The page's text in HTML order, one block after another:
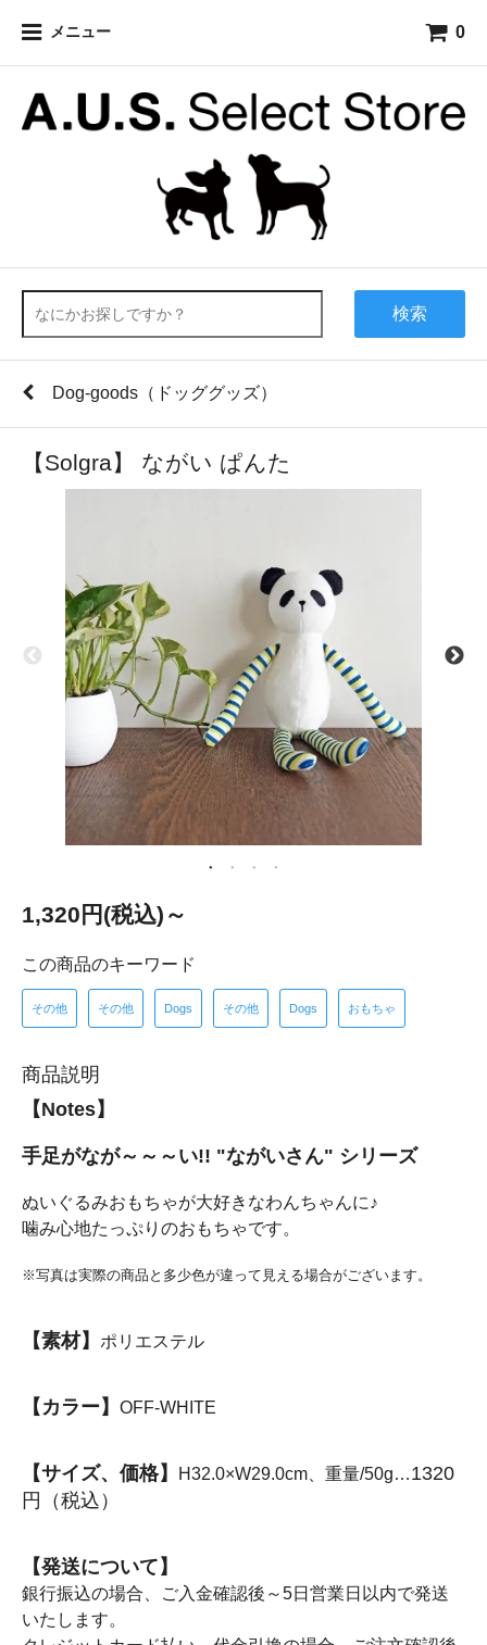
メニュー 0
検索
Dog-goods（ドッググッズ）
【Solgra】 ながい ぱんた
1,320円(税込)～
この商品のキーワード
その他 その他 Dogs その他 Dogs おもちゃ
商品説明
【Notes】
手足がなが～～～い!! "ながいさん" シリーズ
ぬいぐるみおもちゃが大好きなわんちゃんに♪
噛み心地たっぷりのおもちゃです。
※写真は実際の商品と多少色が違って見える場合がございます。
【素材】 ポリエステル
【カラー】 OFF-WHITE
【サイズ、価格】 H32.0×W29.0cm、重量/50g…1320
円（税込）
【発送について】
銀行振込の場合、ご入金確認後～5日営業日以内で発送
いたします。